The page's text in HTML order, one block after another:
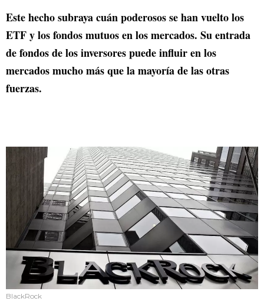
Este hecho subraya cuán poderosos se han vuelto los
ETF y los fondos mutuos en los mercados. Su entrada
de fondos de los inversores puede influir en los
mercados mucho más que la mayoría de las otras
fuerzas.
BlackRock